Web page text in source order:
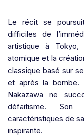
Le récit se
difficiles de
artistique à
atomique et la
classique basé sur
et après la bombe.
Nakazawa ne
défaitisme.
caractéristiques de
inspirante.